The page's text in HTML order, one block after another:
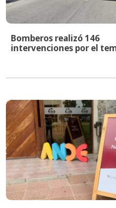
Bomberos realizó 146
intervenciones por el